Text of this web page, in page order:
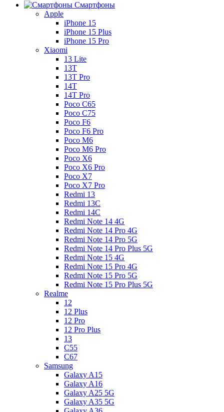
Смартфоны
Apple
iPhone 15
iPhone 15 Plus
iPhone 15 Pro
Xiaomi
13 Lite
13T
13T Pro
14T
14T Pro
Poco C65
Poco C75
Poco F6
Poco F6 Pro
Poco M6
Poco M6 Pro
Poco X6
Poco X6 Pro
Poco X7
Poco X7 Pro
Redmi 13
Redmi 13C
Redmi 14C
Redmi Note 14 4G
Redmi Note 14 Pro 4G
Redmi Note 14 Pro 5G
Redmi Note 14 Pro Plus 5G
Redmi Note 15 4G
Redmi Note 15 Pro 4G
Redmi Note 15 Pro 5G
Redmi Note 15 Pro Plus 5G
Realme
12
12 Plus
12 Pro
12 Pro Plus
13
C55
C67
Samsung
Galaxy A15
Galaxy A16
Galaxy A25 5G
Galaxy A35 5G